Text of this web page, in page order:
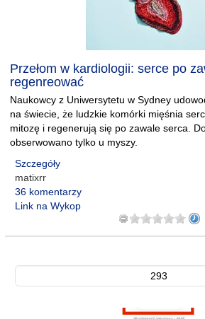
Przełom w kardiologii: serce po
regenreować
Naukowcy z Uniwersytetu w Sydney
na świecie, że ludzkie komórki mięśnia
mitozę i regenerują się po zawale serca.
obserwowano tylko u myszy.
Szczegóły
matixrr
36 komentarzy
Link na Wykop
293